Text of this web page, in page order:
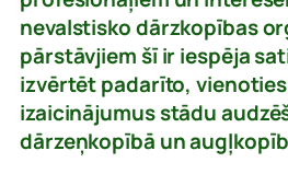
nevalstisko dārzkopības
pārstāvjiem šī ir iespēja
izvērtēt padarīto,
izaicinājumus stādu
dārzeņkopībā un